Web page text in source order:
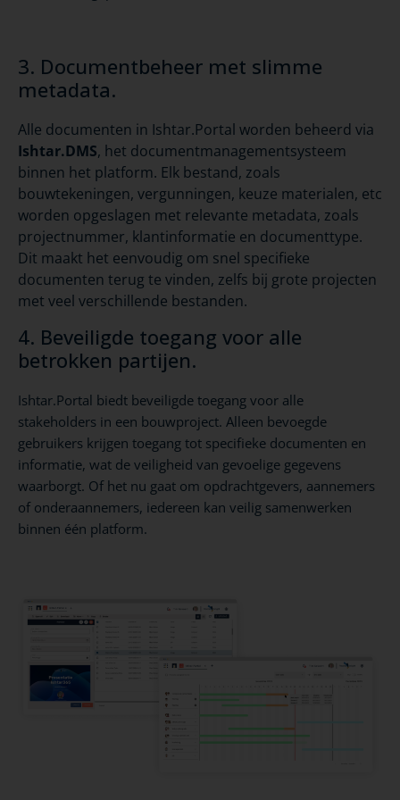
3. Documentbeheer met slimme
metadata.
Alle documenten in Ishtar.Portal worden beheerd via
Ishtar.DMS, het documentmanagementsysteem
binnen het platform. Elk bestand, zoals
bouwtekeningen, vergunningen, keuze materialen, etc
worden opgeslagen met relevante metadata, zoals
projectnummer, klantinformatie en documenttype.
Dit maakt het eenvoudig om snel specifieke
documenten terug te vinden, zelfs bij grote projecten
met veel verschillende bestanden.
4. Beveiligde toegang voor alle
betrokken partijen.
Ishtar.Portal biedt beveiligde toegang voor alle
stakeholders in een bouwproject. Alleen bevoegde
gebruikers krijgen toegang tot specifieke documenten en
informatie, wat de veiligheid van gevoelige gegevens
waarborgt. Of het nu gaat om opdrachtgevers, aannemers
of onderaannemers, iedereen kan veilig samenwerken
binnen één platform.